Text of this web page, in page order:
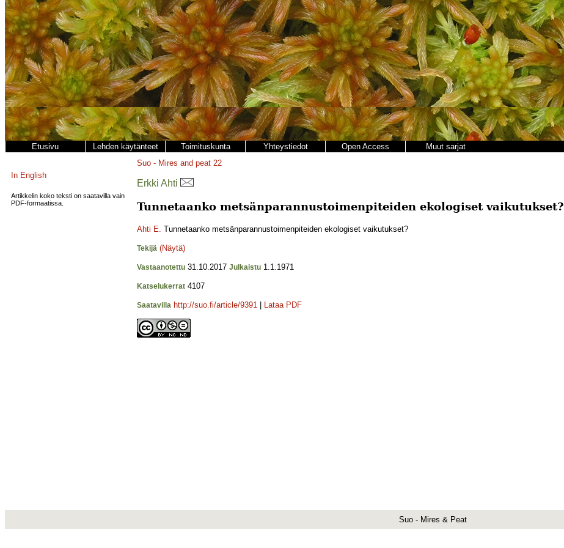
Etusivu Lehden käytänteet Toimituskunta Yhteystiedot Open Access Muut sarjat
In English
Artikkelin koko teksti on saatavilla vain
PDF-formaatissa.
Suo - Mires and peat 22
Erkki Ahti
Tunnetaanko metsänparannustoimenpiteiden ekologiset vaikutukset?
Ahti E. Tunnetaanko metsänparannustoimenpiteiden ekologiset vaikutukset?
Tekijä (Näytä)
Vastaanotettu 31.10.2017 Julkaistu 1.1.1971
Katselukerrat 4107
Saatavilla http://suo.fi/article/9391 Lataa PDF
Suo - Mires & Peat